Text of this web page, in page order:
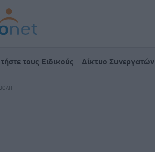
τους Ειδικούς Δίκτυο Συνεργατών